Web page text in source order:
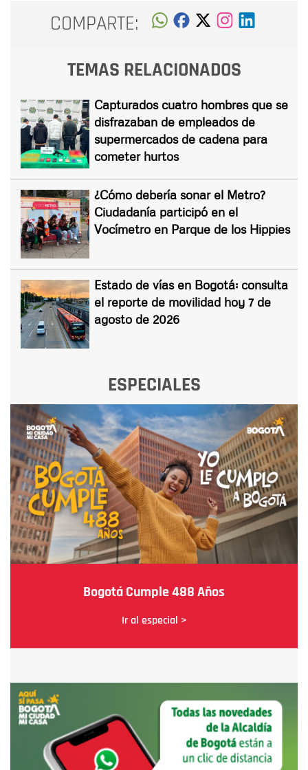
COMPARTE:
TEMAS RELACIONADOS
Capturados cuatro hombres que se
disfrazaban de empleados de
supermercados de cadena para
cometer hurtos
¿Cómo debería sonar el Metro?
Ciudadanía participó en el
Vocímetro en Parque de los Hippies
Estado de vías en Bogotá: consulta
el reporte de movilidad hoy 7 de
agosto de 2026
ESPECIALES
Bogotá Cumple 488 Años
Ir al especial >